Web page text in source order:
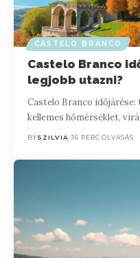
CASTELO BRANCO
Castelo Branco
legjobb utazni?
Castelo Branco időjárése:
kellemes hőmérséklet,
BYSZILVIA 16 PERC OLVASÁS